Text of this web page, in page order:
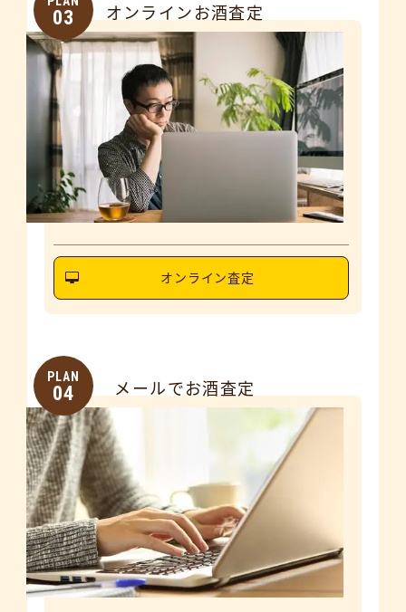
03 オンラインお酒査定
オンライン査定
PLAN
04 メールでお酒査定